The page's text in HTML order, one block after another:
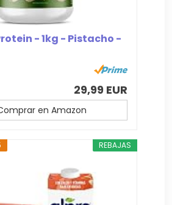
- 1kg - Pistacho -
29,99 EUR
en Amazon
REBAJAS